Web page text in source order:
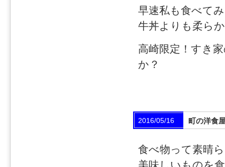
早速私も食べて
牛丼よりも柔ら
高崎限定！すき
か？
2016/05/16 町の洋食
食べ物って素晴